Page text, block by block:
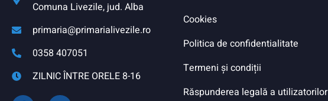
Comuna Livezile, jud. Alba
primaria@primarialivezile.ro
0358 407051
ZILNIC ÎNTRE ORELE 8-16
Cookies
Politica de confidentialitate
Termeni și condiții
Răspunderea legală a utilizatorilor